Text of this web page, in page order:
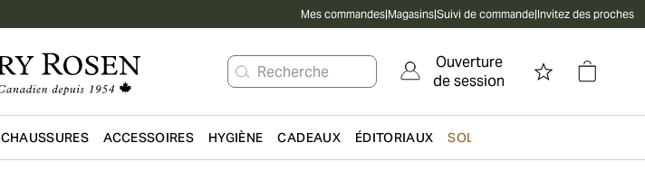
Mes commandes|Magasins|Suivi de commande|Invitez des proches
Recherche
Ouverture
de session
Passer au contenu principal
CHAUSSURES ACCESSOIRES HYGIÈNE CADEAUX ÉDITORIAUX SOLDES